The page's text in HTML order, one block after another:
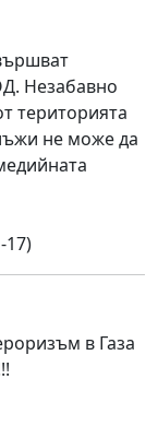
Незабавно
територията
не може да
17)
в Газа